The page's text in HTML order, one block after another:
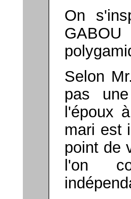
On
Selon
pas
l'époux
mari est
point de
l'on